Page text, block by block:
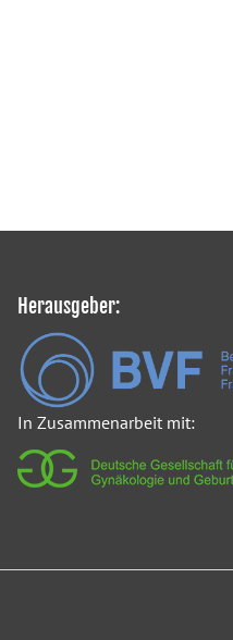
Herausgeber:
In Zusammenarbeit mit: